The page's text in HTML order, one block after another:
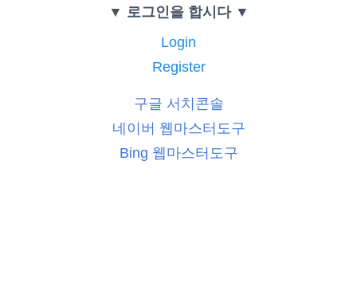
▼ 로그인을 합시다 ▼
Login
Register
구글 서치콘솔
네이버 웹마스터도구
Bing 웹마스터도구